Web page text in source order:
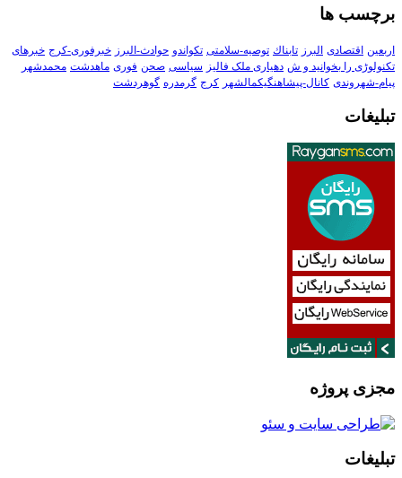
برچسب ها
اربعین اقتصادی البرز تابناك توصیه-سلامتی تکواندو حوادث-البرز خبرفوری-کرج خبرهای
تکنولوڑی را بخوانید و ش دهیاری ملک فالیز سیاسی صحن فوری ماهدشت محمدشهر
پیام-شهروندی کانال-پیشاهنگیکمالشهر کرج گرمدره گوهردشت
تبلیغات
مجزی پروژه
تبلیغات